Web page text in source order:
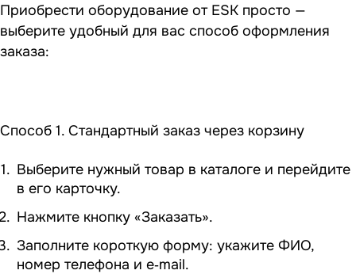
Приобрести оборудование от ESK просто —
выберите удобный для вас способ оформления
заказа:
Способ 1. Стандартный заказ через корзину
Выберите нужный товар в каталоге и перейдите
в его карточку.
Нажмите кнопку «Заказать».
Заполните короткую форму: укажите ФИО,
номер телефона и e‑mail.